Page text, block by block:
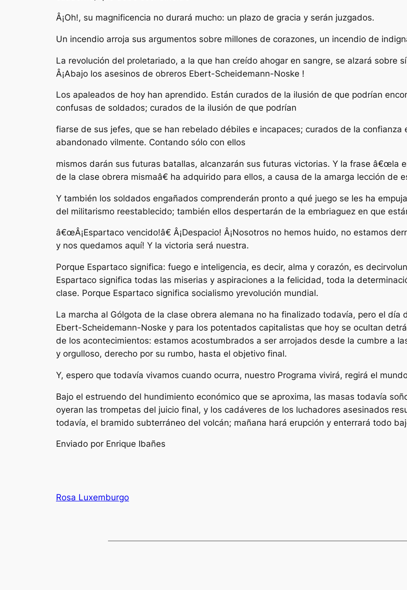
Â¡Oh!, su magnificencia no durará mucho: un plazo de gracia y serán juzgados.
Un incendio arroja sus argumentos sobre millones de corazones, un incendio de
La revolución del proletariado, a la que han creído ahogar en sangre, se alzará sobre
Â¡Abajo los asesinos de obreros Ebert-Scheidemann-Noske !
Los apaleados de hoy han aprendido. Están curados de la ilusión de que podrían
confusas de soldados; curados de la ilusión de que podrían
fiarse de sus jefes, que se han rebelado débiles e incapaces; curados de la
abandonado vilmente. Contando sólo con ellos
mismos darán sus futuras batallas, alcanzarán sus futuras victorias. Y la frase â€œla
de la clase obrera mismaâ€ ha adquirido para ellos, a causa de la amarga lección de
Y también los soldados engañados comprenderán pronto a qué juego se les ha
del militarismo reestablecido; también ellos despertarán de la embriaguez en que
â€œÂ¡Espartaco vencido!â€ Â¡Despacio! Â¡Nosotros no hemos huido, no estamos
y nos quedamos aquí! Y la victoria será nuestra.
Porque Espartaco significa: fuego e inteligencia, es decir, alma y corazón, es
Espartaco significa todas las miserias y aspiraciones a la felicidad, toda la
clase. Porque Espartaco significa socialismo yrevolución mundial.
La marcha al Gólgota de la clase obrera alemana no ha finalizado todavía, pero el día
Ebert-Scheidemann-Noske y para los potentados capitalistas que hoy se ocultan
de los acontecimientos: estamos acostumbrados a ser arrojados desde la cumbre a
y orgulloso, derecho por su rumbo, hasta el objetivo final.
Y, espero que todavía vivamos cuando ocurra, nuestro Programa vivirá, regirá el
Bajo el estruendo del hundimiento económico que se aproxima, las masas todavía
oyeran las trompetas del juicio final, y los cadáveres de los luchadores asesinados
todavía, el bramido subterráneo del volcán; mañana hará erupción y enterrará todo
Enviado por Enrique Ibañes
Rosa Luxemburgo